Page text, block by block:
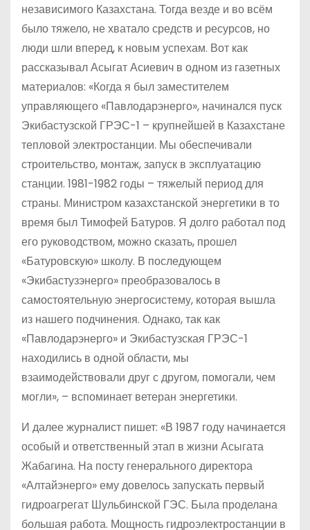
независимого Казахстана. Тогда везде и во всём
было тяжело, не хватало средств и ресурсов, но
люди шли вперед, к новым успехам. Вот как
рассказывал Асыгат Асиевич в одном из газетных
материалов: «Когда я был заместителем
управляющего «Павлодарэнерго», начинался пуск
Экибастузской ГРЭС-1 – крупнейшей в Казахстане
тепловой электростанции. Мы обеспечивали
строительство, монтаж, запуск в эксплуатацию
станции. 1981-1982 годы – тяжелый период для
страны. Министром казахстанской энергетики в то
время был Тимофей Батуров. Я долго работал под
его руководством, можно сказать, прошел
«Батуровскую» школу. В последующем
«Экибастузэнерго» преобразовалось в
самостоятельную энергосистему, которая вышла
из нашего подчинения. Однако, так как
«Павлодарэнерго» и Экибастузская ГРЭС-1
находились в одной области, мы
взаимодействовали друг с другом, помогали, чем
могли», – вспоминает ветеран энергетики.
И далее журналист пишет: «В 1987 году начинается
особый и ответственный этап в жизни Асыгата
Жабагина. На посту генерального директора
«Алтайэнерго» ему довелось запускать первый
гидроагрегат Шульбинской ГЭС. Была проделана
большая работа. Мощность гидро­электростанции в